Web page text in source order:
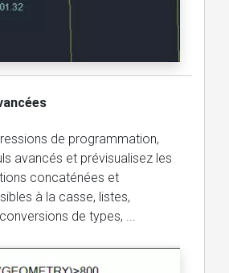
de programmation,
avancés et prévisualisez les
concaténées et
à la casse, listes,
de types, ...